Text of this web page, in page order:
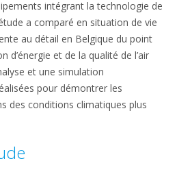
intégrant la technologie de
a comparé en situation de vie
au détail en Belgique du point
d’énergie et de la qualité de l’air
et une simulation
pour démontrer les
des conditions climatiques plus